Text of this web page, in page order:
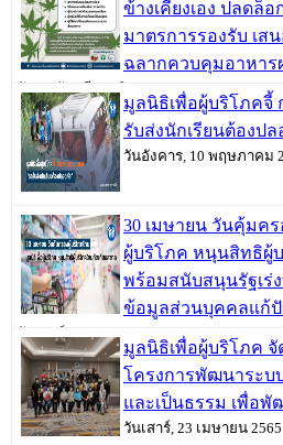
ข้างเคียงเอง ปลด
มาตรการรองรับ เส
ฉลากควบคุมอาหา
วันพฤหัสบดี, 09 มิถุนายน 2565
มูลนิธิเพื่อผู้บริโภคจี้
รับส่งนักเรียนต้องปล
วันอังคาร, 10 พฤษภาคม
30 เมษายน วันคุ้มค
ผู้บริโภค หนุนสิทธิผู้
พร้อมสนับสนุนรัฐเร่
ข้อมูลส่วนบุคคลแก้
วันเสาร์, 30 เมษายน 2565
มูลนิธิเพื่อผู้บริโภค
โครงการพัฒนาระ
และเป็นธรรม เพื่อ
วันเสาร์, 23 เมษายน 2565